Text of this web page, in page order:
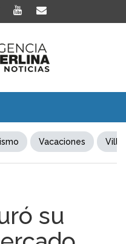
Vacaciones Villa
su